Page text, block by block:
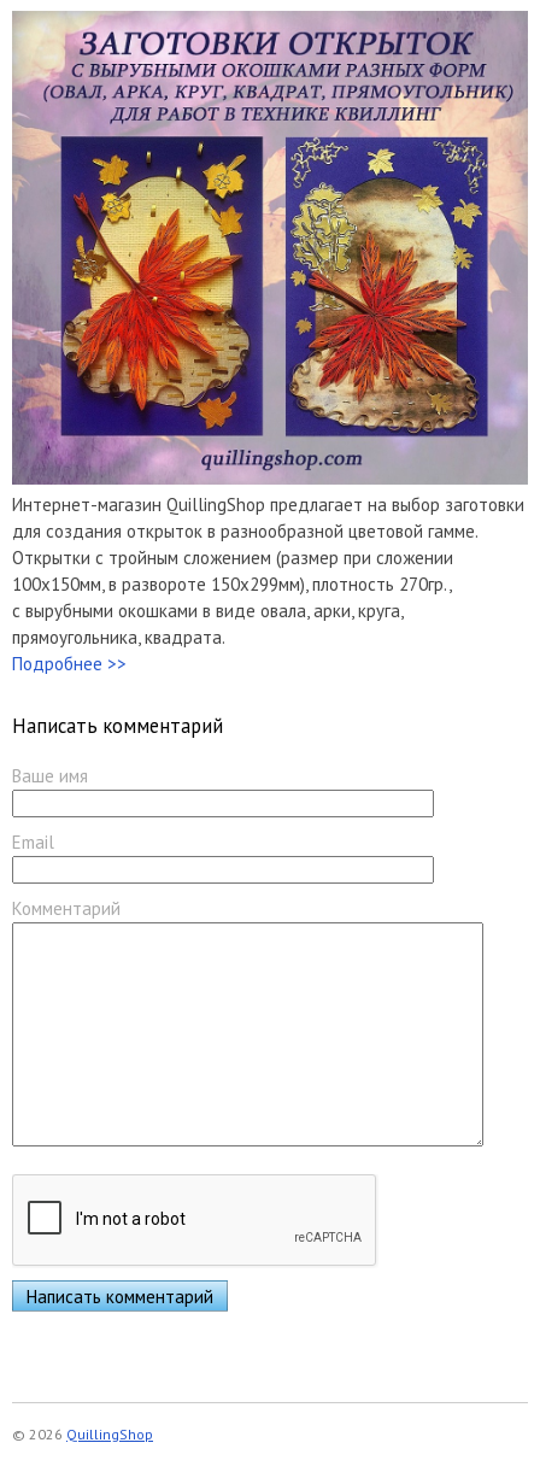
Интернет-магазин QuillingShop предлагает на выбор заготовки
для создания открыток в разнообразной цветовой гамме.
Открытки с тройным сложением (размер при сложении
100х150мм, в развороте 150х299мм), плотность 270гр.,
с вырубными окошками в виде овала, арки, круга,
прямоугольника, квадрата.
Подробнее >>
Написать комментарий
Ваше имя
Email
Комментарий
© 2026 QuillingShop